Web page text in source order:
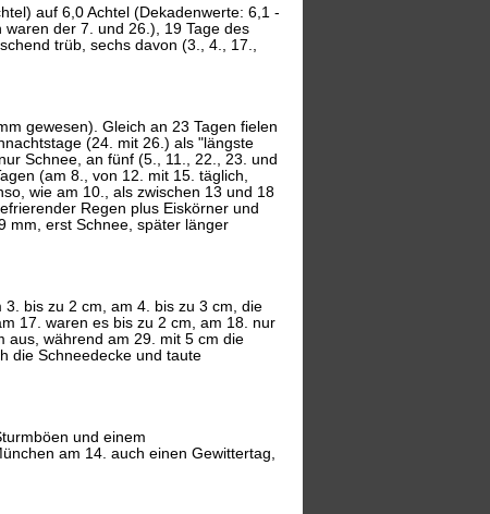
auf 6,0 Achtel (Dekadenwerte: 6,1 -
der 7. und 26.), 19 Tage des
trüb, sechs davon (3., 4., 17.,
gewesen). Gleich an 23 Tagen fielen
(24. mit 26.) als "längste
Schnee, an fünf (5., 11., 22., 23. und
(am 8., von 12. mit 15. täglich,
wie am 10., als zwischen 13 und 18
Regen plus Eiskörner und
mm, erst Schnee, später länger
bis zu 2 cm, am 4. bis zu 3 cm, die
17. waren es bis zu 2 cm, am 18. nur
aus, während am 29. mit 5 cm die
die Schneedecke und taute
und einem
am 14. auch einen Gewittertag,